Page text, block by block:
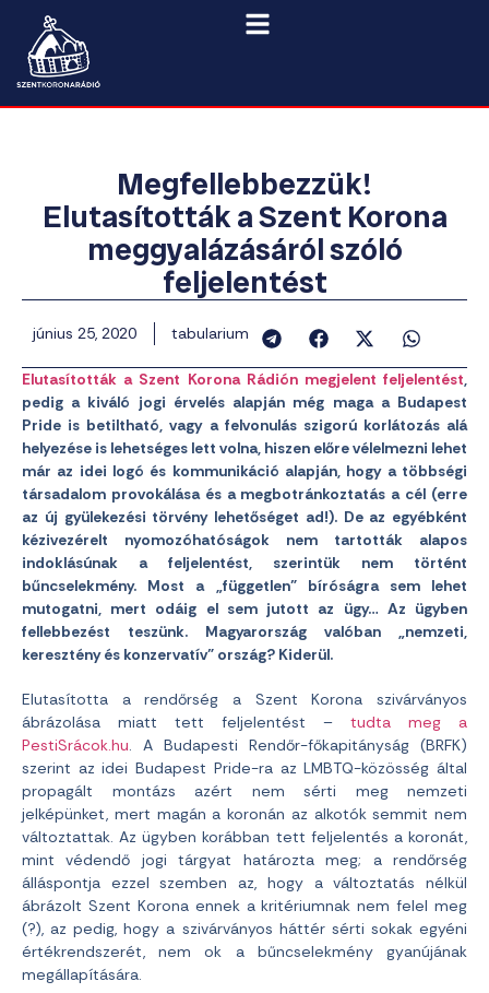
Megfellebbezzük!
Elutasították a Szent Korona
meggyalázásáról szóló
feljelentést
június 25, 2020 tabularium
Elutasították a Szent Korona Rádión megjelent feljelentést,
pedig a kiváló jogi érvelés alapján még maga a Budapest
Pride is betiltható, vagy a felvonulás szigorú korlátozás alá
helyezése is lehetséges lett volna, hiszen előre vélelmezni lehet
már az idei logó és kommunikáció alapján, hogy a többségi
társadalom provokálása és a megbotránkoztatás a cél (erre
az új gyülekezési törvény lehetőséget ad!). De az egyébként
kézivezérelt nyomozóhatóságok nem tartották alapos
indoklásúnak a feljelentést, szerintük nem történt
bűncselekmény. Most a „független” bíróságra sem lehet
mutogatni, mert odáig el sem jutott az ügy… Az ügyben
fellebbezést teszünk. Magyarország valóban „nemzeti,
keresztény és konzervatív” ország? Kiderül.
Elutasította a rendőrség a Szent Korona szivárványos
ábrázolása miatt tett feljelentést – tudta meg a
PestiSrácok.hu. A Budapesti Rendőr-főkapitányság (BRFK)
szerint az idei Budapest Pride-ra az LMBTQ-közösség által
propagált montázs azért nem sérti meg nemzeti
jelképünket, mert magán a koronán az alkotók semmit nem
változtattak. Az ügyben korábban tett feljelentés a koronát,
mint védendő jogi tárgyat határozta meg; a rendőrség
álláspontja ezzel szemben az, hogy a változtatás nélkül
ábrázolt Szent Korona ennek a kritériumnak nem felel meg
(?), az pedig, hogy a szivárványos háttér sérti sokak egyéni
értékrendszerét, nem ok a bűncselekmény gyanújának
megállapítására.